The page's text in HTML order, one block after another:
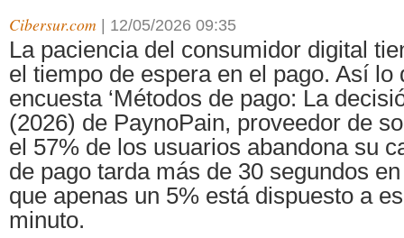
Cibersur.com 12/05/2026 09:35
La paciencia del consumidor digital
el tiempo de espera en el pago. Así lo
encuesta ‘Métodos de pago: La
(2026) de PaynoPain, proveedor de
el 57% de los usuarios abandona su
de pago tarda más de 30 segundos
que apenas un 5% está dispuesto a
minuto.